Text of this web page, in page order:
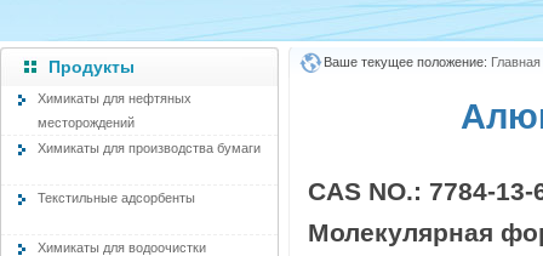
Продукты
Химикаты для нефтяных
месторождений
Химикаты для производства бумаги
Текстильные адсорбенты
Химикаты для водоочистки
Ваше текущее положение: Главная
CAS NO.: 7784-13-
Молекулярная